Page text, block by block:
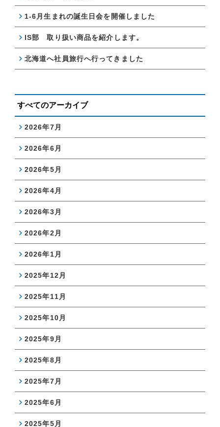
1-6月生まれの誕生日会を開催しました
IS部 取り扱い商品を紹介します。
北海道へ社員旅行へ行ってきました
すべてのアーカイブ
2026年7月
2026年6月
2026年5月
2026年4月
2026年3月
2026年2月
2026年1月
2025年12月
2025年11月
2025年10月
2025年9月
2025年8月
2025年7月
2025年6月
2025年5月